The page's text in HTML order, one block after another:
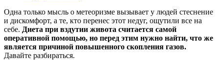
Одна только мысль о метеоризме вызывает у людей стеснение
и дискомфорт, а те, кто перенес этот недуг, ощутили все на
себе. Диета при вздутии живота считается самой
оперативной помощью, но перед этим нужно найти, что же
является причиной повышенного скопления газов.
Давайте разбираться.